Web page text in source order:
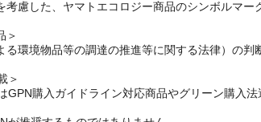
ミュ商品」を誕生させました。
＞
＞
GPN購入ガイドライン対応商品やグリーン購入